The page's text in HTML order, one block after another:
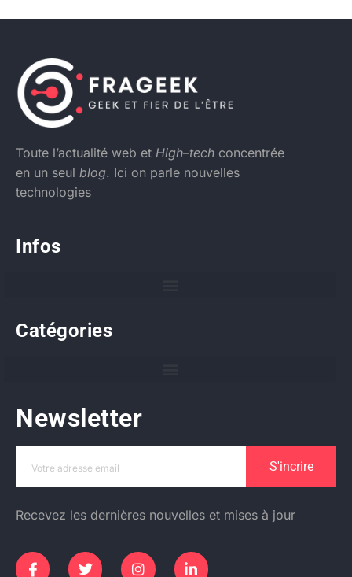
Toute l’actualité web et High–tech concentrée
en un seul blog. Ici on parle nouvelles
technologies
Infos
Catégories
Newsletter
S'incrire
Recevez les dernières nouvelles et mises à jour